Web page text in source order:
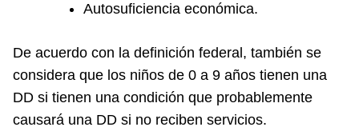
Autosuficiencia económica.
De acuerdo con la definición federal, también se
considera que los niños de 0 a 9 años tienen una
DD si tienen una condición que probablemente
causará una DD si no reciben servicios.